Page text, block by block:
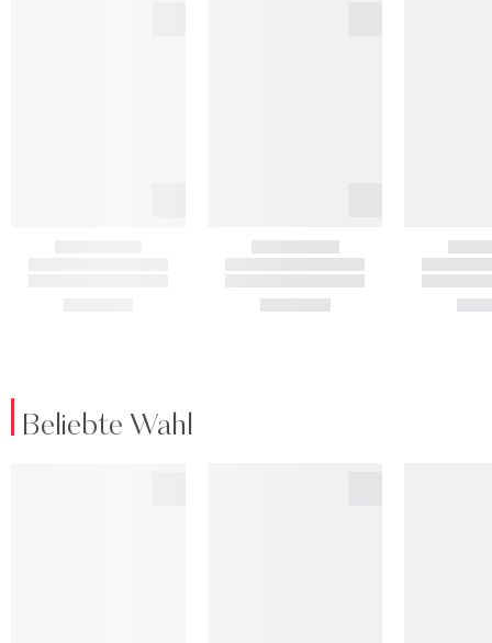
Beliebte Wahl